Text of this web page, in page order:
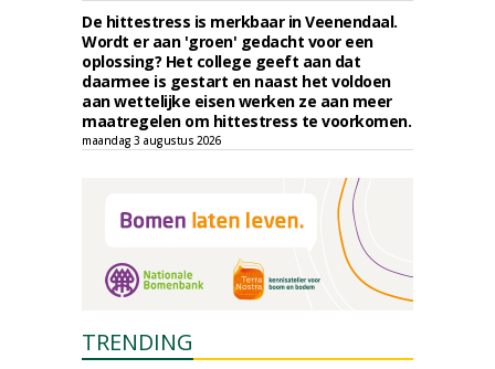
De hittestress is merkbaar in Veenendaal.
Wordt er aan 'groen' gedacht voor een
oplossing? Het college geeft aan dat
daarmee is gestart en naast het voldoen
aan wettelijke eisen werken ze aan meer
maatregelen om hittestress te voorkomen.
maandag 3 augustus 2026
TRENDING